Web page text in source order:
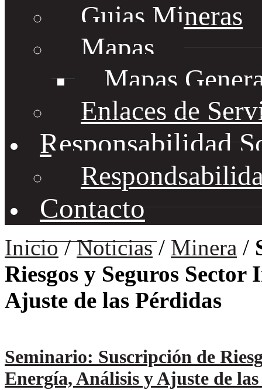
Guias Mineras
Mapas
Mapas
Enlaces de
Responsabilidad
Contacto
Inicio/Noticias/ Minera /
Riesgos y Seguros
Ajuste de las Pérdidas
Seminario: Suscripción de
Energía, Análisis y Ajuste de